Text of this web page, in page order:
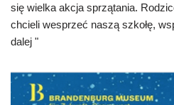
się wielka akcja sprzątania.
chcieli wesprzeć naszą szkołę,
dalej "